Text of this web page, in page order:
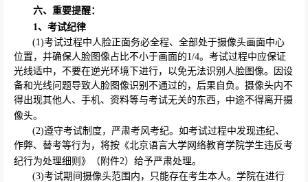
六、重要提醒：
1、考试纪律
(1)考试过程中人脸正面务必全程、全部处于摄像头画面中心
位置，并确保人脸图像占比不小于画面的1/4。考试过程中应保证
光线适中，不要在逆光环境下进行，以免无法识别人脸图像。因设
备和光线问题导致人脸图像识别不通过的，后果自负。摄像头内不
得出现其他人、手机、资料等与考试无关的东西，中途不得离开摄
像头。
(2)遵守考试制度，严肃考风考纪。如考试过程中发现违纪、
作弊、替考等行为，将按《北京语言大学网络教育学院学生违反考
纪行为处理细则》（附件2）给予严肃处理。
(3)考试期间摄像头范围内，只能存在考生本人。学院在进行